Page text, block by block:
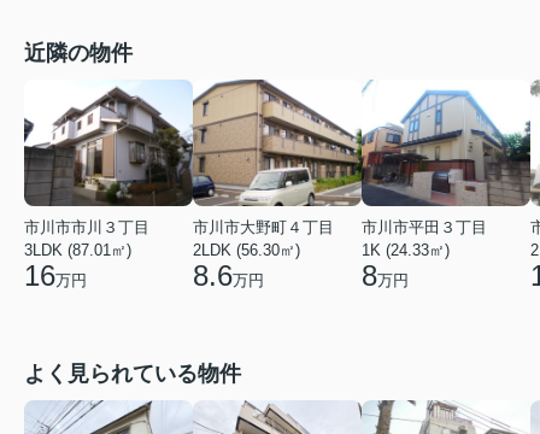
近隣の物件
市川市市川３丁目
3LDK (87.01㎡)
16万円
市川市大野町４丁目
2LDK (56.30㎡)
8.6万円
市川市平田３丁目
1K (24.33㎡)
8万円
よく見られている物件